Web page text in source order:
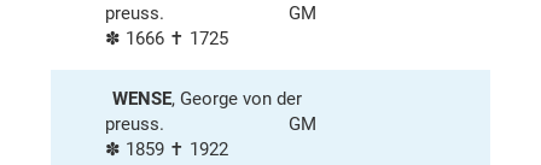
preuss.
GM
✽ 1666 ✝ 1725
WENSE, George von der
preuss.
GM
✽ 1859 ✝ 1922